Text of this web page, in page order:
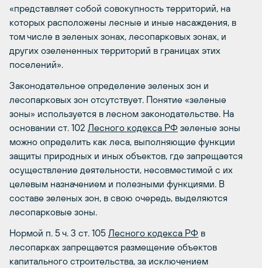
«представляет собой совокупность территорий, на
которых расположены лесные и иные насаждения, в
том числе в зеленых зонах, лесопарковых зонах, и
других озелененных территорий в границах этих
поселений».
Законодательное определение зеленых зон и
лесопарковых зон отсутствует. Понятие «зеленые
зоны» используется в лесном законодательстве. На
основании ст. 102 Лесного кодекса РФ зеленые зоны
можно определить как леса, выполняющие функции
защиты природных и иных объектов, где запрещается
осуществление деятельности, несовместимой с их
целевым назначением и полезными функциями. В
составе зеленых зон, в свою очередь, выделяются
лесопарковые зоны.
Нормой п. 5 ч. 3 ст. 105 Лесного кодекса РФ в
лесопарках запрещается размещение объектов
капитального строительства, за исключением